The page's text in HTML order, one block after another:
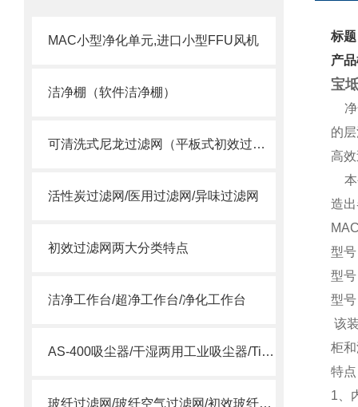
MAC小型净化单元,进口小型FFU风机
洁净棚（软件洁净棚）
可清洗式尼龙过滤网（平板式初效过滤器）
活性炭过滤网/医用过滤网/异味过滤网
初效过滤网两大分类特点
洁净工作台/超净工作台/净化工作台
AS-400吸尘器/干湿两用工业吸尘器/Tiger Vac AS-400
玻纤过滤网/玻纤空气过滤网/初效玻纤滤网
标
产
宝
净
的
高
本
造
型
型
型
该
柜
特点
1